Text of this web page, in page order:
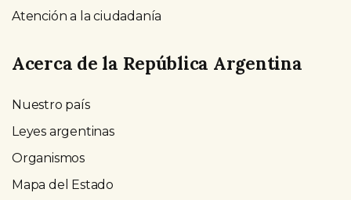
Atención a la ciudadanía
Acerca de la República Argentina
Nuestro país
Leyes argentinas
Organismos
Mapa del Estado